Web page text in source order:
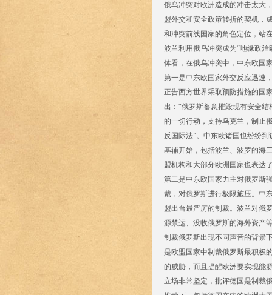
俄乌冲突对欧洲造成的冲击太大
盟外交和安全政策转折的契机，
和冲突前线国家的角色定位，站
波兰利用俄乌冲突成为“地缘政
体看，在俄乌冲突中，中东欧国
第一是中东欧国家外交反应迅速
正告西方世界采取预防措施的国
出：“俄罗斯蓄意摧毁现有安全
的一切行动，支持乌克兰，制止
反国际法”。中东欧诸国也纷纷
基辅开始，包括波兰、波罗的海
盟机构和大部分欧洲国家也表达
第二是中东欧国家力主对俄罗斯
裁，对俄罗斯进行极限施压。中
盟出台最严厉的制裁。波兰对俄
源禁运、没收俄罗斯的海外资产
制裁俄罗斯出现不同声音的背景
是欧盟国家中制裁俄罗斯最积极
的威胁，而且提醒欧洲要实现能
立场非常坚定，批评德国是制裁